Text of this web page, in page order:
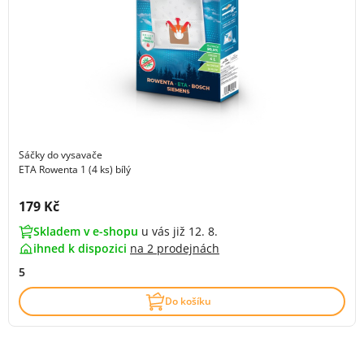
Sáčky do vysavače
ETA Rowenta 1 (4 ks) bílý
Cena s DPH:
179 Kč
Skladem v e-shopu u vás již 12. 8.
ihned k dispozici na 2 prodejnách
5
Do košíku